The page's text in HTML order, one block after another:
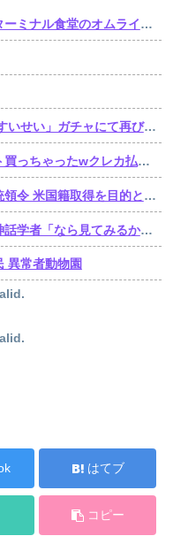
【衝撃】トラックの運ちゃん御用達ターミナル食堂のオムライスが強すぎるｗｗｗｗｗ(※画像あり)
【速報】ホロドリ「さくらみこ/星街すいせい」ガチャにて再びセルラン1位達成！
ケンモメンサー「一括でアルフォート買っちゃったwクレカ払いで来月の俺ごめんねー」銀行「デビットカードなんで即時引き落としです」
トランプ氏、「出産旅行」禁じる大統領令 米国籍取得を目的とした中国人らの渡米を問題視
学生「ちいかわ映画は神秘的です」神話学者「なら見てみるか…」
異常者動物園
はてブ
コピー